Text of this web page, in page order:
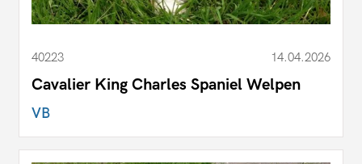
40223 14.04.2026
Cavalier King Charles Spaniel Welpen
VB